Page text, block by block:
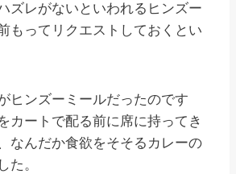
ズレがないといわれるヒンズー
もってリクエストしておくとい
ヒンズーミールだったのです
カートで配る前に席に持ってき
なんだか食欲をそそるカレーの
た。